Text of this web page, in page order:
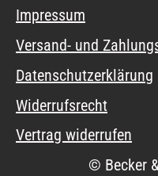
Impressum
Versand- und
Datenschutzerklärung
Widerrufsrecht
Vertrag widerrufen
© Becker